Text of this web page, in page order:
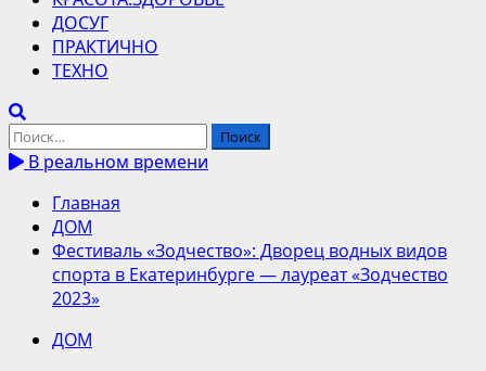
ДОСУГ
ПРАКТИЧНО
ТЕХНО
Найти:
В реальном времени
Главная
ДОМ
Фестиваль «Зодчество»: Дворец водных видов
спорта в Екатеринбурге — лауреат «Зодчество
2023»
ДОМ